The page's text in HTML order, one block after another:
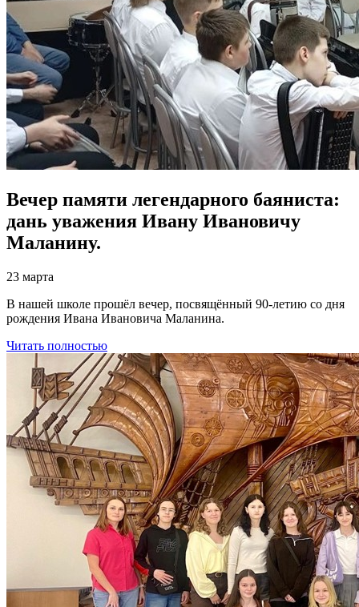
Вечер памяти легендарного баяниста:
дань уважения Ивану Ивановичу
Маланину.
23 марта
В нашей школе прошёл вечер, посвящённый 90‑летию со дня
рождения Ивана Ивановича Маланина.
Читать полностью